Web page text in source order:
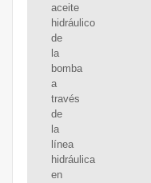
aceite
hidráulico
de
la
bomba
a
través
de
la
línea
hidráulica
en